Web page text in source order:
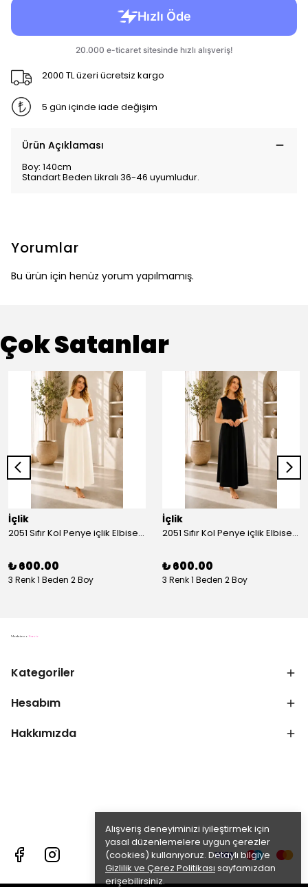
Alışveriş deneyiminizi iyileştirmek için
yasal düzenlemelere uygun çerezler
(cookies) kullanıyoruz. Detaylı bilgiye
Gizlilik ve Çerez Politikası sayfamızdan
erişebilirsiniz.
2000 TL üzeri ücretsiz kargo
5 gün içinde iade değişim
Ürün Açıklaması
Boy: 140cm
Standart Beden Likralı 36-46 uyumludur.
Yorumlar
Bu ürün için henüz yorum yapılmamış.
Çok Satanlar
İçlik
2051 Sıfır Kol Penye içlik Elbise - Ekru
₺ 600.00
3 Renk 1 Beden 2 Boy
İçlik
2051 Sıfır Kol Penye içlik Elbise - Siyah
₺ 600.00
3 Renk 1 Beden 2 Boy
Kategoriler
Hesabım
Hakkımızda